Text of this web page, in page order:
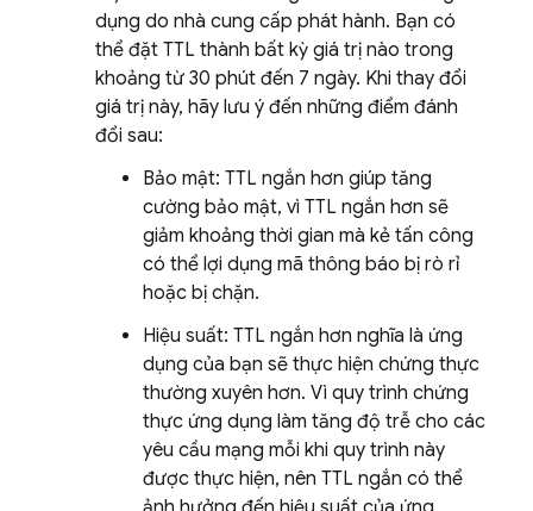
dụng do nhà cung cấp phát hành. Bạn có
thể đặt TTL thành bất kỳ giá trị nào trong
khoảng từ 30 phút đến 7 ngày. Khi thay đổi
giá trị này, hãy lưu ý đến những điểm đánh
đổi sau:
Bảo mật: TTL ngắn hơn giúp tăng
cường bảo mật, vì TTL ngắn hơn sẽ
giảm khoảng thời gian mà kẻ tấn công
có thể lợi dụng mã thông báo bị rò rỉ
hoặc bị chặn.
Hiệu suất: TTL ngắn hơn nghĩa là ứng
dụng của bạn sẽ thực hiện chứng thực
thường xuyên hơn. Vì quy trình chứng
thực ứng dụng làm tăng độ trễ cho các
yêu cầu mạng mỗi khi quy trình này
được thực hiện, nên TTL ngắn có thể